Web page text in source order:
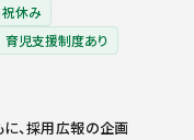
休み
育児支援制度あり
、採用広報の企画